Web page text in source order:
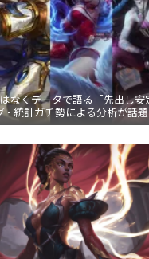
はなくデータで語る「先出し
- 統計ガチ勢による分析が話題